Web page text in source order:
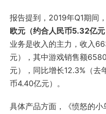
报告提到，2019年Q1期间，
欧元（约合人民币5.32亿元
业务是收入的主力，收入
元），其中游戏销售额
元），同比增长12.3%（
币4.40亿元）。
具体产品方面，《愤怒的